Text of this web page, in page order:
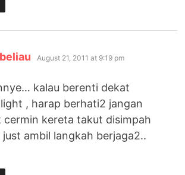
says:
August 21, 2011 at 9:19 pm
kalau berenti dekat
, harap berhati2 jangan
cermin kereta takut disimpah
ambil langkah berjaga2..